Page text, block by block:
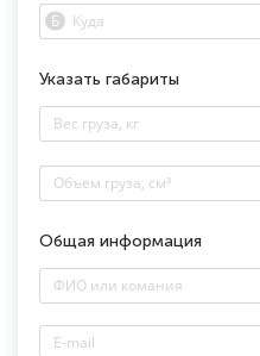
Указать габариты
Общая информация